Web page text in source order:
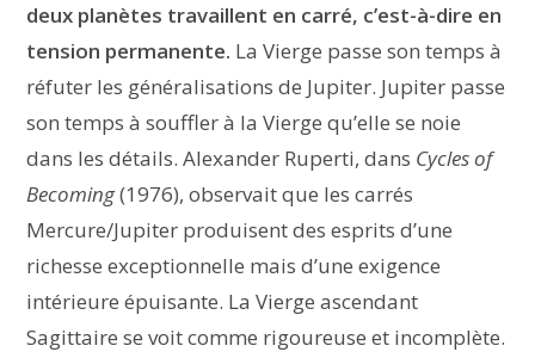
deux planètes travaillent en carré, c’est-à-dire en
tension permanente. La Vierge passe son temps à
réfuter les généralisations de Jupiter. Jupiter passe
son temps à souffler à la Vierge qu’elle se noie
dans les détails. Alexander Ruperti, dans Cycles of
Becoming(1976), observait que les carrés
Mercure/Jupiter produisent des esprits d’une
richesse exceptionnelle mais d’une exigence
intérieure épuisante. La Vierge ascendant
Sagittaire se voit comme rigoureuse et incomplète.